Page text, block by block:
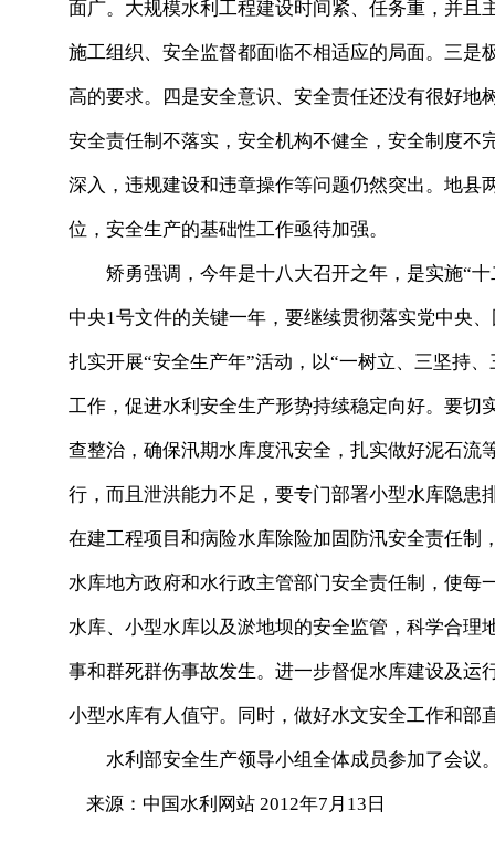
面广。大规模水利工程建设时间紧、任务重，并
施工组织、安全监督都面临不相适应的局面。三
高的要求。四是安全意识、安全责任还没有很好
安全责任制不落实，安全机构不健全，安全制度
深入，违规建设和违章操作等问题仍然突出。地
位，安全生产的基础性工作亟待加强。
矫勇强调，今年是十八大召开之年，是实施“十
中央1号文件的关键一年，要继续贯彻落实党中央
扎实开展“安全生产年”活动，以“一树立、三坚持
工作，促进水利安全生产形势持续稳定向好。要
查整治，确保汛期水库度汛安全，扎实做好泥石
行，而且泄洪能力不足，要专门部署小型水库隐
在建工程项目和病险水库除险加固防汛安全责任
水库地方政府和水行政主管部门安全责任制，使
水库、小型水库以及淤地坝的安全监管，科学合
事和群死群伤事故发生。进一步督促水库建设及
小型水库有人值守。同时，做好水文安全工作和部
水利部安全生产领导小组全体成员参加了会议
来源：中国水利网站 2012年7月13日